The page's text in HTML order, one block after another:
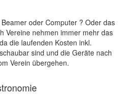
oder Computer ? Oder das
Vereine nehmen immer mehr das
die laufenden Kosten inkl.
sind und die Geräte nach
Verein übergehen.